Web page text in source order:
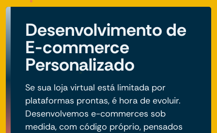
Desenvolvimento de
E-commerce
Personalizado
Se sua loja virtual está limitada por
plataformas prontas, é hora de evoluir.
Desenvolvemos e-commerces sob
medida, com código próprio, pensados